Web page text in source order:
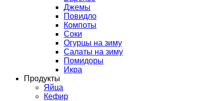
Джемы
Повидло
Компоты
Соки
Огурцы на зиму
Салаты на зиму
Помидоры
Икра
Продукты
Яйца
Кефир